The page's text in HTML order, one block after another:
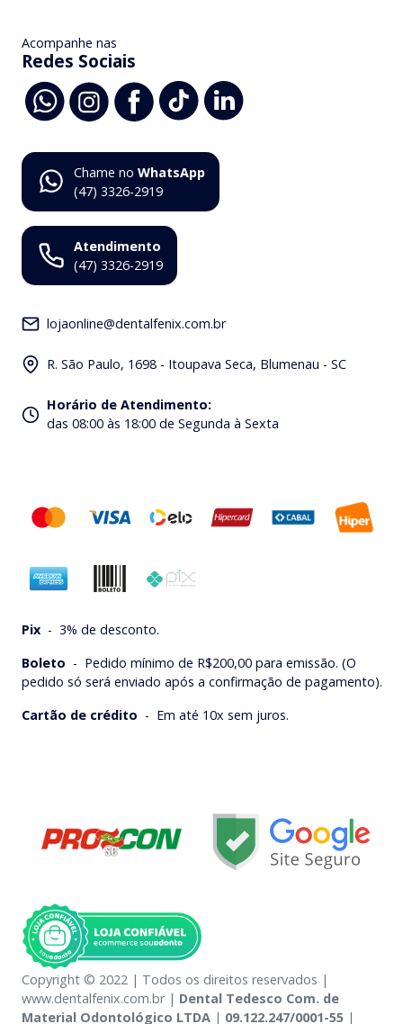
Acompanhe nas
Redes Sociais
Chame no WhatsApp
(47) 3326-2919
Atendimento
(47) 3326-2919
lojaonline@dentalfenix.com.br
R. São Paulo, 1698 - Itoupava Seca, Blumenau - SC
Horário de Atendimento:
das 08:00 às 18:00 de Segunda à Sexta
Pix - 3% de desconto.
Boleto - Pedido mínimo de R$200,00 para emissão. (O
pedido só será enviado após a confirmação de pagamento).
Cartão de crédito - Em até 10x sem juros.
Copyright © 2022 | Todos os direitos reservados |
www.dentalfenix.com.br | Dental Tedesco Com. de
Material Odontológico LTDA | 09.122.247/0001-55 |